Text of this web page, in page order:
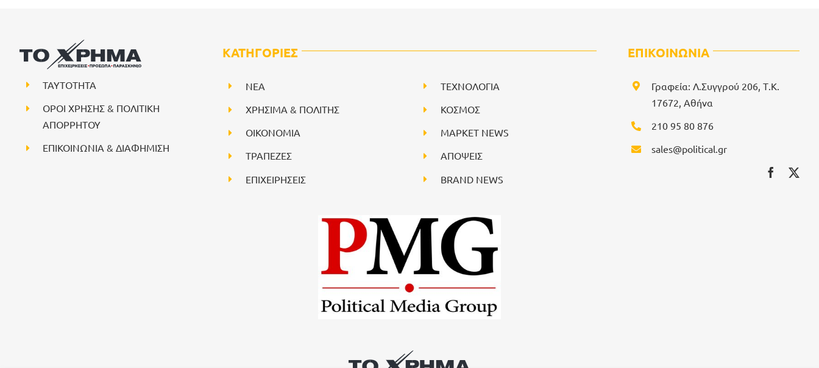
ΤΑΥΤΟΤΗΤΑ
ΟΡΟΙ ΧΡΗΣΗΣ & ΠΟΛΙΤΙΚΗ
ΑΠΟΡΡΗΤΟΥ
ΕΠΙΚΟΙΝΩΝΙΑ & ΔΙΑΦΗΜΙΣΗ
ΚΑΤΗΓΟΡΙΕΣ
NEA
ΧΡΗΣΙΜΑ & ΠΟΛΙΤΗΣ
ΟΙΚΟΝΟΜΙΑ
ΤΡΑΠΕΖΕΣ
ΕΠΙΧΕΙΡΗΣΕΙΣ
ΤΕΧΝΟΛΟΓΙΑ
ΚΟΣΜΟΣ
ΜΑΡΚΕΤ NEWS
ΑΠΟΨΕΙΣ
BRAND NEWS
ΕΠΙΚΟΙΝΩΝΙΑ
Γραφεία: Λ.Συγγρού 206, Τ.Κ.
17672, Αθήνα
210 95 80 876
sales@political.gr